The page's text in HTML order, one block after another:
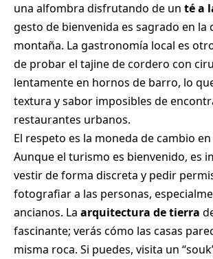
una alfombra disfrutando de un té a
gesto de bienvenida es sagrado en la
montaña. La gastronomía local es
de probar el tajine de cordero con
lentamente en hornos de barro, lo
textura y sabor imposibles de
restaurantes urbanos.
El respeto es la moneda de cambio
Aunque el turismo es bienvenido, es
vestir de forma discreta y pedir
fotografiar a las personas,
ancianos. La arquitectura de tierra
fascinante; verás cómo las casas
misma roca. Si puedes, visita un